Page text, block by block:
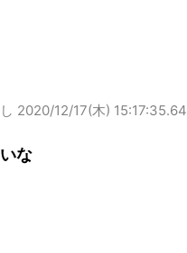
2020/12/17(木) 15:17:35.64
な